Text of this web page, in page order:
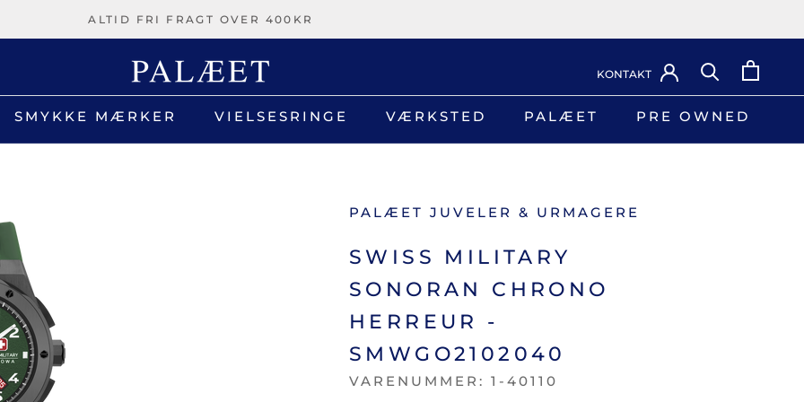
ALTID FRI FRAGT OVER 400KR
SMYKKE MÆRKER VIELSESRINGE
VÆRKSTED
PALÆET
PRE OWNED
KONTAKT
PALÆET JUVELER & URMAGERE
SWISS MILITARY
SONORAN CHRONO
HERREUR -
SMWGO2102040
VARENUMMER: 1-40110